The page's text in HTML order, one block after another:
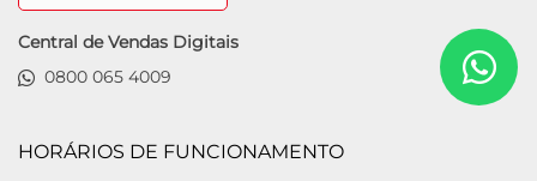
Central de Vendas Digitais
0800 065 4009
HORÁRIOS DE FUNCIONAMENTO